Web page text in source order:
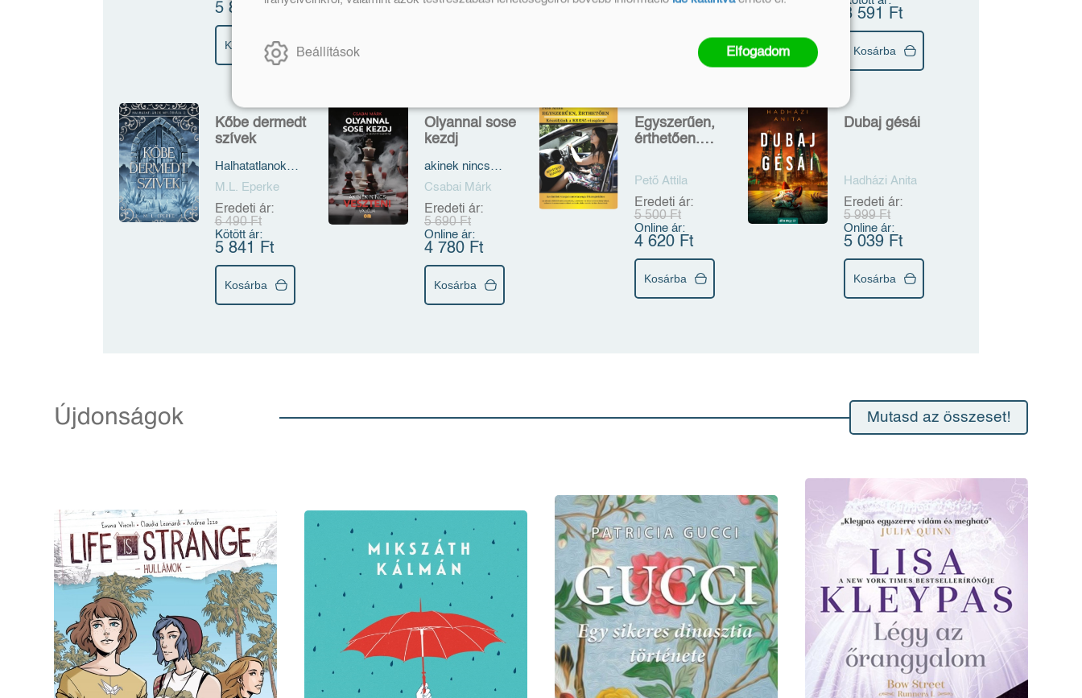
5 841 Ft
Kosárba
5 399 Ft 5 391 Ft 3 591 Ft
Kosárba
Kőbe dermedt
szívek
Halhatatlanok
melódiája 2.
M.L. Eperke
Eredeti ár:
6 490 Ft
Kötött ár:
5 841 Ft
Kosárba
Olyannal sose
kezdj
akinek nincs
veszteni valója - A
Csabai Márk
Eredeti ár:
5 690 Ft
Online ár:
4 780 Ft
Kosárba
Egyszerűen,
érthetően.
vizsgára
Pető Attila
Eredeti ár:
5 500 Ft
Online ár:
4 620 Ft
Kosárba
Dubaj gésái
Hadházi Anita
Eredeti ár:
5 999 Ft
Online ár:
5 039 Ft
Kosárba
Újdonságok Mutasd az összeset!
Beállítások Elfogadom